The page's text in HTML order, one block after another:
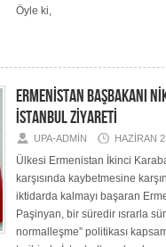
Öyle ki,
ERMENİSTAN BAŞBAKANI
İSTANBUL ZİYARETİ
UPA-ADMIN HAZIRAN
Ülkesi Ermenistan İkinci
karşısında kaybetmesine
iktidarda kalmayı başaran
Paşinyan, bir süredir ısrarla
normalleşme” politikası